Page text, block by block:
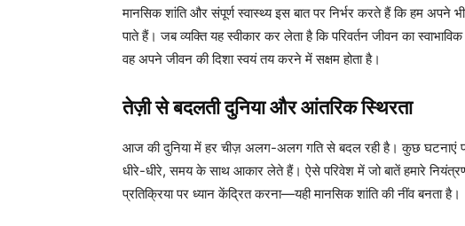
मानसिक शांति और संपूर्ण स्वास्थ्य इस बात पर निर्भर करते हैं कि हम
पाते हैं। जब व्यक्ति यह स्वीकार कर लेता है कि परिवर्तन जीवन का
वह अपने जीवन की दिशा स्वयं तय करने में सक्षम होता है।
तेज़ी से बदलती दुनिया और आंतरिक स्थिरता
आज की दुनिया में हर चीज़ अलग-अलग गति से बदल रही है। कुछ घटनाएं
धीरे-धीरे, समय के साथ आकार लेते हैं। ऐसे परिवेश में जो बातें हमारे
प्रतिक्रिया पर ध्यान केंद्रित करना—यही मानसिक शांति की नींव बनता है।